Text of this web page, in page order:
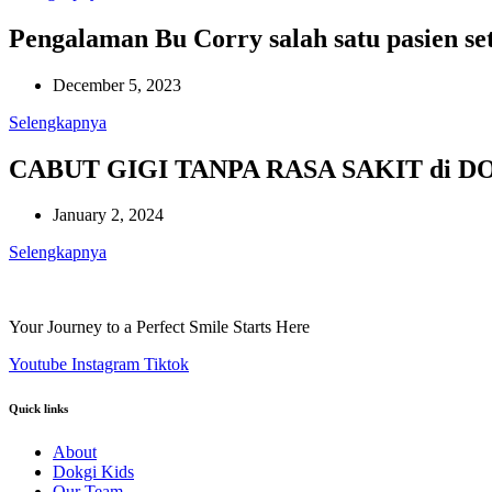
Pengalaman Bu Corry salah satu pasien
December 5, 2023
Selengkapnya
CABUT GIGI TANPA RASA SAKIT di
January 2, 2024
Selengkapnya
Your Journey to a Perfect Smile Starts Here
Youtube Instagram Tiktok
Quick links
About
Dokgi Kids